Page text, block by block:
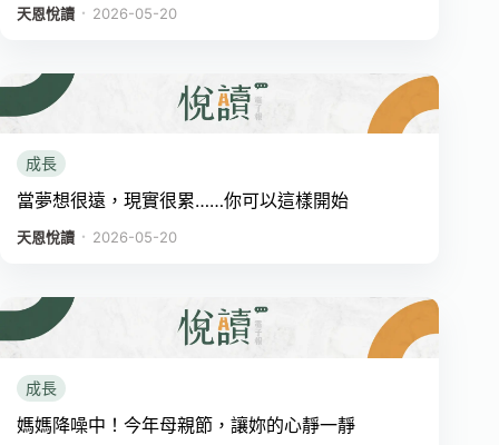
天恩悅讀 ． 2026-05-20
成長
當夢想很遠，現實很累……你可以這樣開始
天恩悅讀 ． 2026-05-20
成長
媽媽降噪中！今年母親節，讓妳的心靜一靜